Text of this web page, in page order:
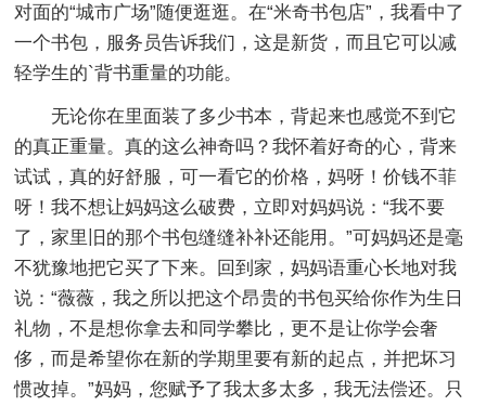
对面的“城市广场”随便逛逛。在“米奇书包店”，我看中了
一个书包，服务员告诉我们，这是新货，而且它可以减
轻学生的`背书重量的功能。
无论你在里面装了多少书本，背起来也感觉不到它
的真正重量。真的这么神奇吗？我怀着好奇的心，背来
试试，真的好舒服，可一看它的价格，妈呀！价钱不菲
呀！我不想让妈妈这么破费，立即对妈妈说：“我不要
了，家里旧的那个书包缝缝补补还能用。”可妈妈还是毫
不犹豫地把它买了下来。回到家，妈妈语重心长地对我
说：“薇薇，我之所以把这个昂贵的书包买给你作为生日
礼物，不是想你拿去和同学攀比，更不是让你学会奢
侈，而是希望你在新的学期里要有新的起点，并把坏习
惯改掉。”妈妈，您赋予了我太多太多，我无法偿还。只